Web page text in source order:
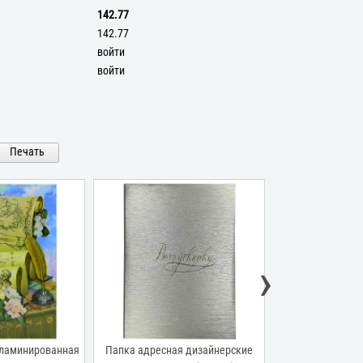
142.77
142.77
войти
войти
Печать
Папка адресная дизайнерские
›